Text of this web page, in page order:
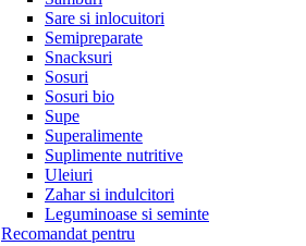
Sare si inlocuitori
Semipreparate
Snacksuri
Sosuri
Sosuri bio
Supe
Superalimente
Suplimente nutritive
Uleiuri
Zahar si indulcitori
Leguminoase si seminte
Recomandat pentru